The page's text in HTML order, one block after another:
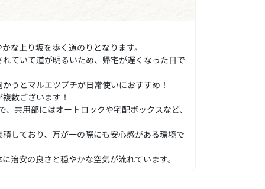
な上り坂を歩く道のりとなります。
ていて道が明るいため、帰宅が遅くなった日で
うとマルエツプチが日常使いにおすすめ！
数ございます！
共用部にはオートロックや宅配ボックスなど、
しており、万が一の際にも安心感がある環境で
治安の良さと穏やかな空気が流れています。